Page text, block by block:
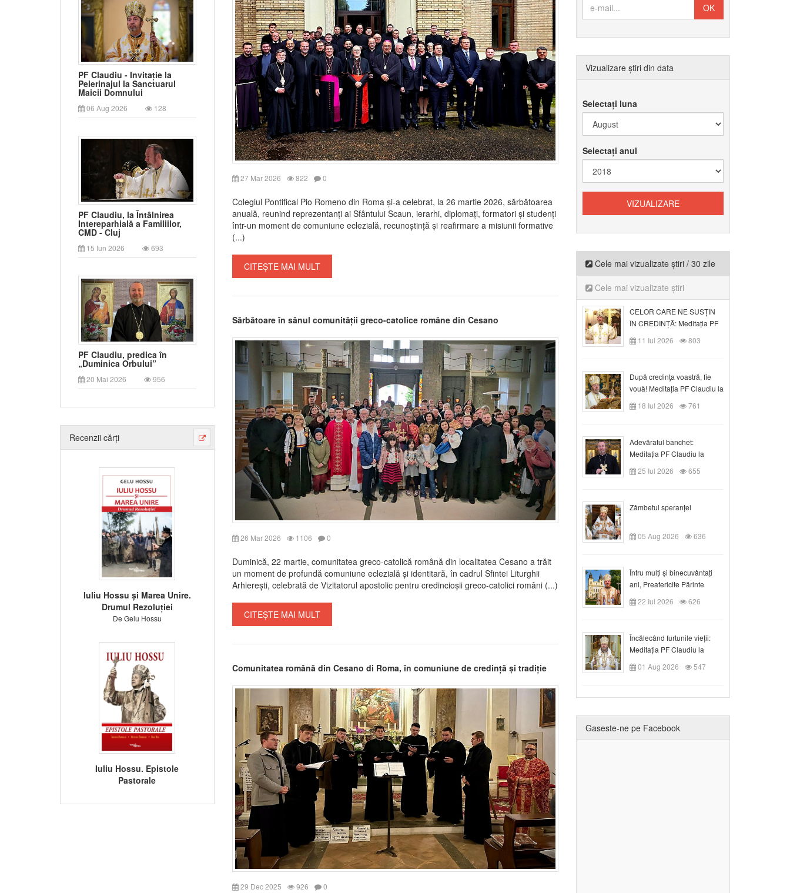
PF Claudiu - Invitație la
Pelerinajul la Sanctuarul
Maicii Domnului
06 Aug 2026 128
PF Claudiu, la Întâlnirea
Intereparhială a Familiilor,
CMD - Cluj
15 Iun 2026 693
PF Claudiu, predica în
„Duminica Orbului”
20 Mai 2026 956
Recenzii cărți
Iuliu Hossu și Marea Unire.
Drumul Rezoluției
De Gelu Hossu
Iuliu Hossu. Epistole
Pastorale
27 Mar 2026 822 0
Colegiul Pontifical Pio Romeno din Roma și-a celebrat, la 26 martie 2026, sărbătoarea
anuală, reunind reprezentanți ai Sfântului Scaun, ierarhi, diplomați, formatori și studenți
într-un moment de comuniune eclezială, recunoștință și reafirmare a misiunii formative
(...)
CITEȘTE MAI MULT
Sărbătoare în sânul comunității greco-catolice române din Cesano
26 Mar 2026 1106 0
Duminică, 22 martie, comunitatea greco-catolică română din localitatea Cesano a trăit
un moment de profundă comuniune eclezială și identitară, în cadrul Sfintei Liturghii
Arhierești, celebrată de Vizitatorul apostolic pentru credincioșii greco-catolici români (...)
CITEȘTE MAI MULT
Comunitatea română din Cesano di Roma, în comuniune de credință și tradiție
29 Dec 2025 926 0
Vizualizare știri din data
Selectați luna
Selectați anul
Cele mai vizualizate știri / 30 zile
Cele mai vizualizate știri
CELOR CARE NE SUSȚIN
ÎN CREDINȚĂ: Meditația PF
Claudiu la Duminica a VI-a
după Rusalii
11 Iul 2026 803
După credinţa voastră, fie
vouă! Meditația PF Claudiu la
duminica a VII-a după Rusalii
18 Iul 2026 761
Adevăratul banchet:
Meditația PF Claudiu la
Duminica a VIII-a după
Rusalii
25 Iul 2026 655
Zâmbetul speranței
05 Aug 2026 636
Întru mulți și binecuvântați
ani, Preafericite Părinte
Claudiu!
22 Iul 2026 626
Încălecând furtunile vieții:
Meditația PF Claudiu la
Duminica a IX-a după Rusalii
01 Aug 2026 547
Gaseste-ne pe Facebook